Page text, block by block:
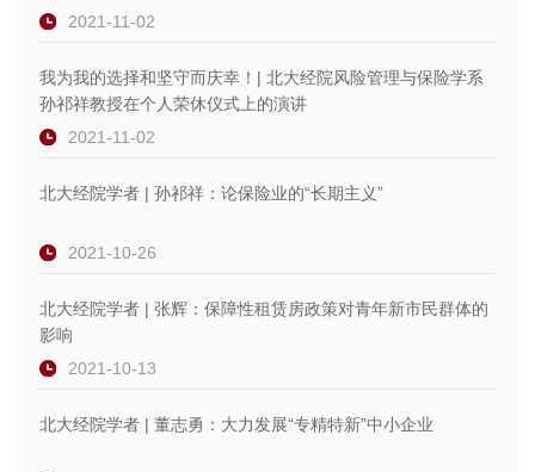
2021-11-02
我为我的选择和坚守而庆幸！| 北大经院风险管理与保险学系
孙祁祥教授在个人荣休仪式上的演讲
2021-11-02
北大经院学者 | 孙祁祥：论保险业的“长期主义”
2021-10-26
北大经院学者 | 张辉：保障性租赁房政策对青年新市民群体的
影响
2021-10-13
北大经院学者 | 董志勇：大力发展“专精特新”中小企业